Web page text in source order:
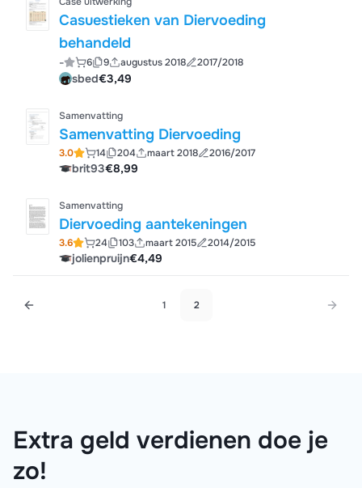
Casuestieken van Diervoeding
behandeld
- 6 9 augustus 2018 2017/2018
sbed€3,49
Samenvatting
Samenvatting Diervoeding
3.0 14 204 maart 2018 2016/2017
brit93€8,99
Samenvatting
Diervoeding aantekeningen
3.6 24 103 maart 2015 2014/2015
jolienpruijn€4,49
1 2
Extra geld verdienen doe je
zo!